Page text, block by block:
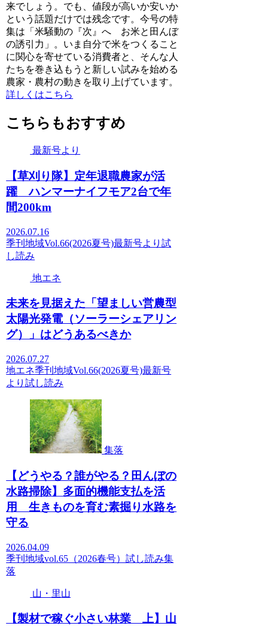
来でしょう。でも、値段が高いか安いか
という話題だけでは残念です。今号の特
集は「米騒動の『次』へ お米と田んぼ
の誘引力」。いま自分で米をつくること
に関心を寄せている消費者と、そんな人
たちを巻き込もうと新しい試みを始める
農家・農村の動きを取り上げています。
詳しくはこちら
こちらもおすすめ
最新号より
【草刈り隊】定年退職農家が活
躍 ハンマーナイフモア2台で年
間200km
2026.07.16
季刊地域Vol.66(2026夏号)最新号より試
し読み
地エネ
未来を見据えた「望ましい営農型
太陽光発電（ソーラーシェアリン
グ）」はどうあるべきか
2026.07.27
地エネ季刊地域Vol.66(2026夏号)最新号
より試し読み
集落
【どうやる？誰がやる？田んぼの
水路掃除】多面的機能支払を活
用 生きものを育む素掘り水路を
守る
2026.04.09
季刊地域vol.65（2026春号）試し読み集
落
山・里山
【製材で稼ぐ小さい林業 上】山